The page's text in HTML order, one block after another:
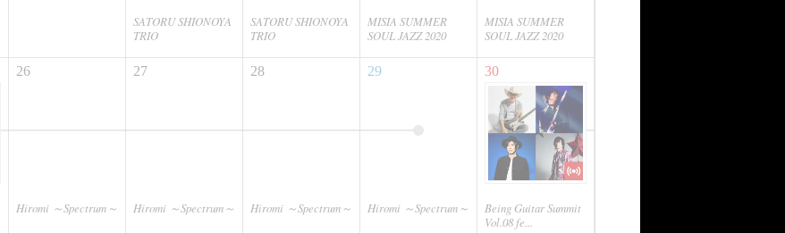
SATORU SHIONOYA
TRIO
SATORU SHIONOYA
TRIO
MISIA SUMMER
SOUL JAZZ 2020
MISIA SUMMER
SOUL JAZZ 2020
26
Hiromi ～Spectrum～
27
Hiromi ～Spectrum～
28
Hiromi ～Spectrum～
29
Hiromi ～Spectrum～
30
Being Guitar Summit
Vol.08 fe...